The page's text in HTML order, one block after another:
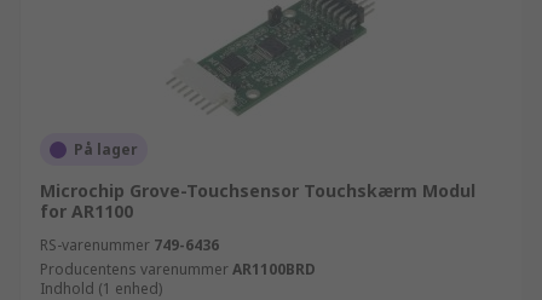
På lager
Microchip Grove-Touchsensor Touchskærm Modul
for AR1100
RS-varenummer 749-6436
Producentens varenummerAR1100BRD
Indhold (1 enhed)